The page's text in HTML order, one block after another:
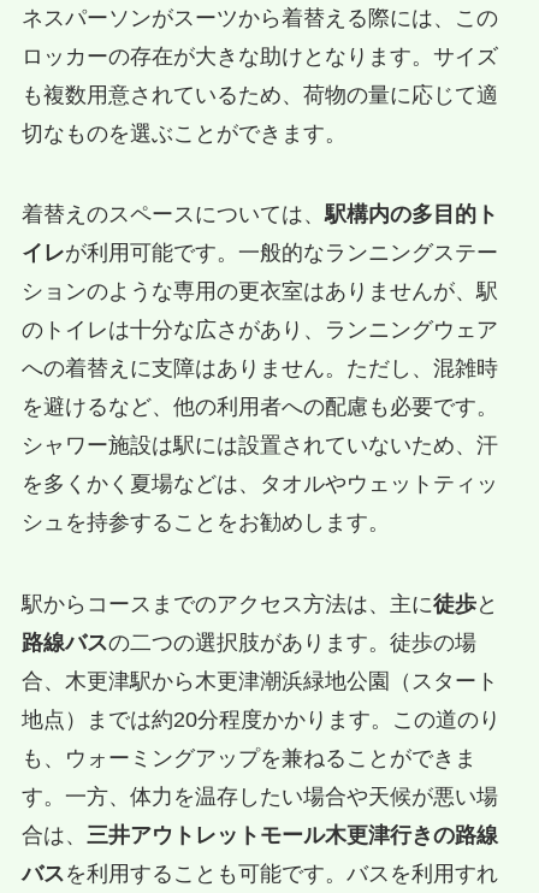
ネスパーソンがスーツから着替える際には、この
ロッカーの存在が大きな助けとなります。サイズ
も複数用意されているため、荷物の量に応じて適
切なものを選ぶことができます。
着替えのスペースについては、駅構内の多目的ト
イレが利用可能です。一般的なランニングステー
ションのような専用の更衣室はありませんが、駅
のトイレは十分な広さがあり、ランニングウェア
への着替えに支障はありません。ただし、混雑時
を避けるなど、他の利用者への配慮も必要です。
シャワー施設は駅には設置されていないため、汗
を多くかく夏場などは、タオルやウェットティッ
シュを持参することをお勧めします。
駅からコースまでのアクセス方法は、主に徒歩と
路線バスの二つの選択肢があります。徒歩の場
合、木更津駅から木更津潮浜緑地公園（スタート
地点）までは約20分程度かかります。この道のり
も、ウォーミングアップを兼ねることができま
す。一方、体力を温存したい場合や天候が悪い場
合は、 三井アウトレットモール木更津行きの路線
バスを利用することも可能です。バスを利用すれ